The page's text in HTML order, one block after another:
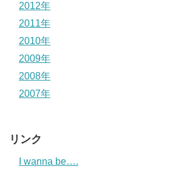
2012年
2011年
2010年
2009年
2008年
2007年
リンク
I wanna be….